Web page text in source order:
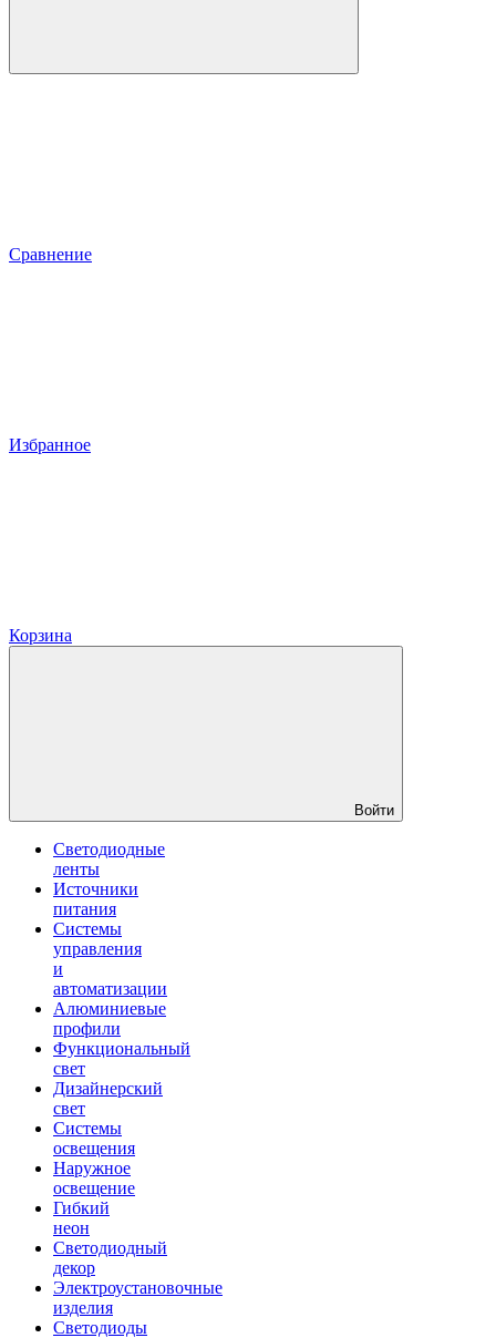
Сравнение
Избранное
Корзина
Войти
Светодиодные
ленты
Источники
питания
Системы
управления
и
автоматизации
Алюминиевые
профили
Функциональный
свет
Дизайнерский
свет
Системы
освещения
Наружное
освещение
Гибкий
неон
Светодиодный
декор
Электроустановочные
изделия
Светодиоды